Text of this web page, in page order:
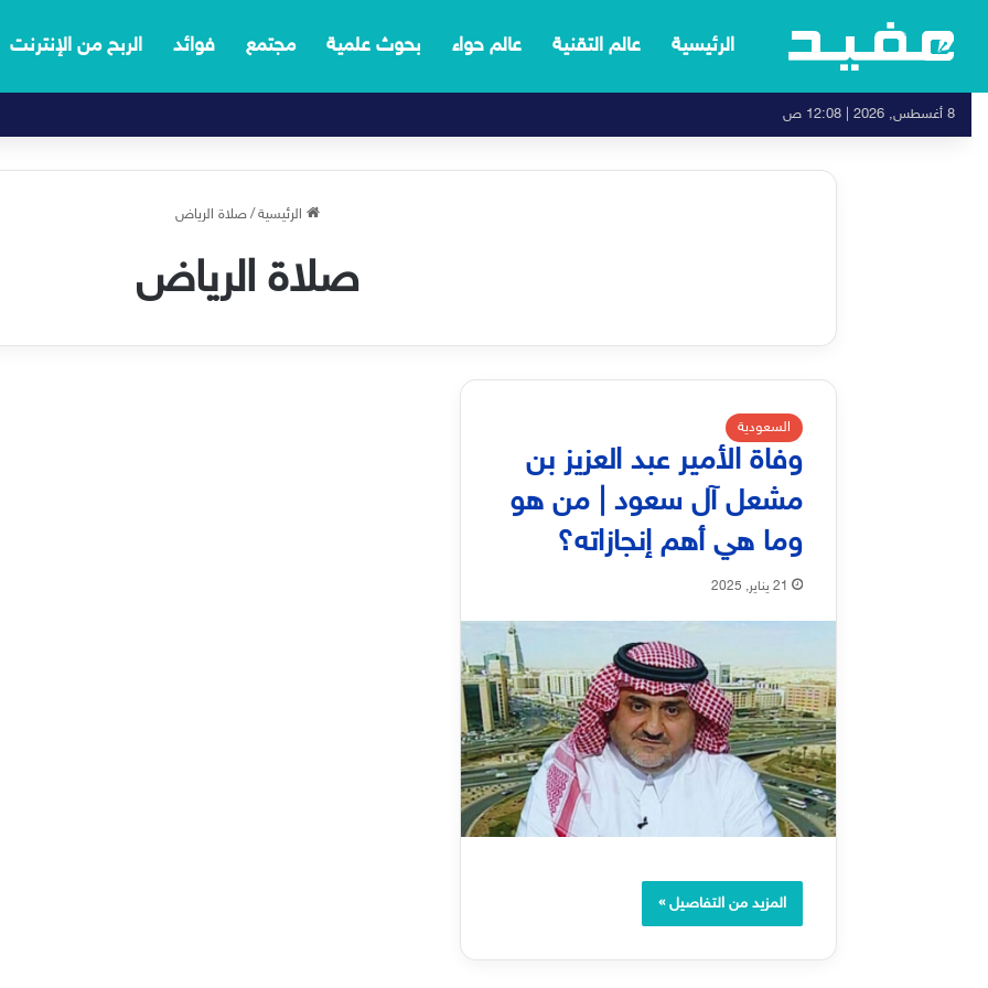
الرئيسية عالم التقنية عالم حواء بحوث علمية مجتمع فوائد الربح من الإنترنت
8 أغسطس, 2026 | 12:08 ص
الرئيسية / صلاة الرياض
صلاة الرياض
السعودية
وفاة الأمير عبد العزيز بن
مشعل آل سعود | من هو
وما هي أهم إنجازاته؟
21 يناير, 2025
المزيد من التفاصيل »